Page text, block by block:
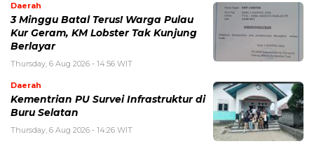
Daerah
3 Minggu Batal Terus! Warga Pulau
Kur Geram, KM Lobster Tak Kunjung
Berlayar
Thursday, 6 Aug 2026 - 14:56 WIT
Daerah
Kementrian PU Survei Infrastruktur di
Buru Selatan
Thursday, 6 Aug 2026 - 14:26 WIT